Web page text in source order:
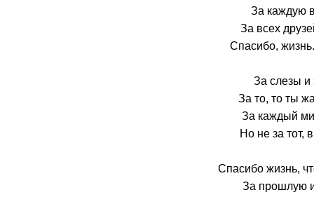
За каждую
За всех
Спасибо,
За слезы и
За то, то ты
За каждый
Но не за тот,
Спасибо жизнь,
За прошлую